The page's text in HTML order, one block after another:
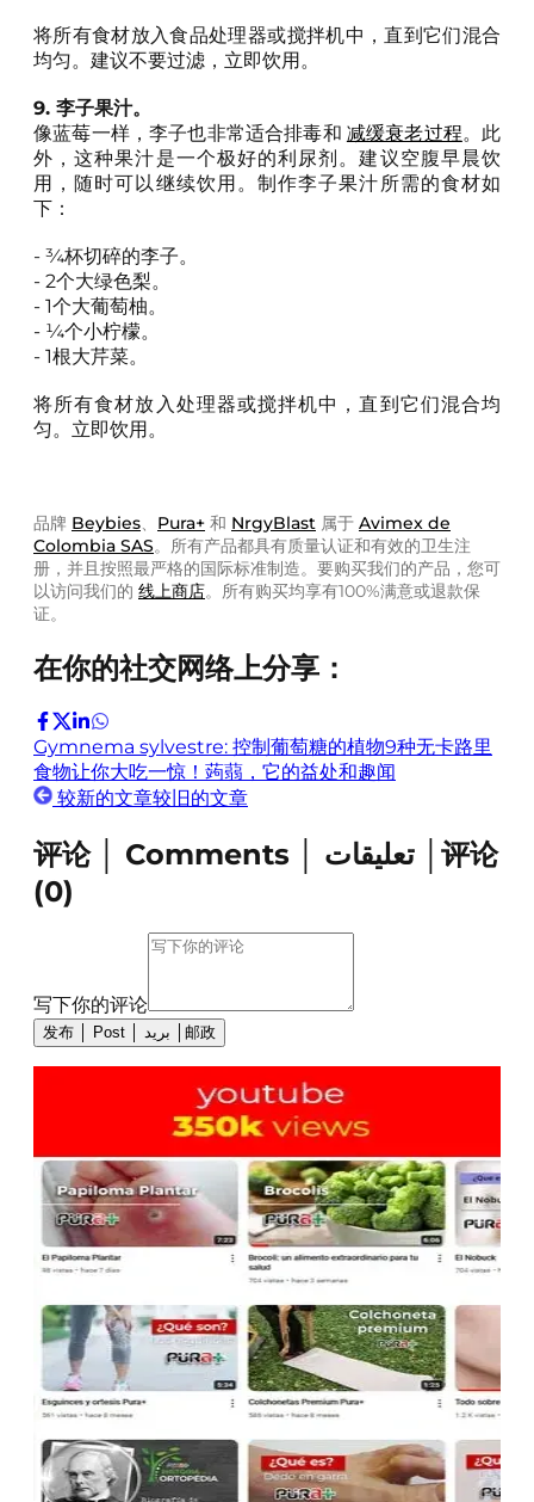
将所有食材放入食品处理器或搅拌机中，直到它们混合
均匀。建议不要过滤，立即饮用。
9. 李子果汁。
像蓝莓一样，李子也非常适合排毒和 减缓衰老过程。此
外，这种果汁是一个极好的利尿剂。建议空腹早晨饮
用，随时可以继续饮用。制作李子果汁所需的食材如
下：
- ¾杯切碎的李子。
- 2个大绿色梨。
- 1个大葡萄柚。
- ¼个小柠檬。
- 1根大芹菜。
将所有食材放入处理器或搅拌机中，直到它们混合均
匀。立即饮用。
品牌 Beybies、 Pura+ 和 NrgyBlast 属于 Avimex de
Colombia SAS。所有产品都具有质量认证和有效的卫生注
册，并且按照最严格的国际标准制造。要购买我们的产品，您可
以访问我们的 线上商店。所有购买均享有100%满意或退款保
证。
在你的社交网络上分享：
Gymnema sylvestre: 控制葡萄糖的植物9种无卡路里
食物让你大吃一惊！ 蒟蒻，它的益处和趣闻
较新的文章较旧的文章
评论 │ Comments │ تعليقات │评论
(0)
写下你的评论
发布 │ Post │ بريد │邮政